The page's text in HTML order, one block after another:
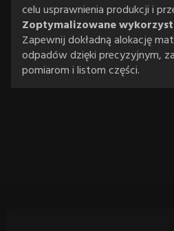
celu usprawnienia produkcji i
Zoptymalizowane
Zapewnij dokładną alokację
odpadów dzięki precyzyjnym,
pomiarom i listom części.